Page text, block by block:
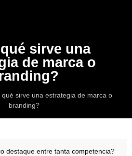
sirve una
de marca o
qué sirve una estrategia de marca o
branding?
destaque entre tanta competencia?